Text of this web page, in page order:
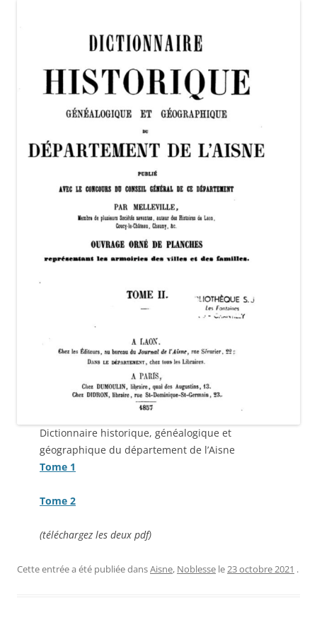
Dictionnaire historique, généalogique et
géographique du département de l’Aisne
Tome 1
Tome 2
(téléchargez les deux pdf)
Cette entrée a été publiée dansAisne, Noblesse le23 octobre 2021 .